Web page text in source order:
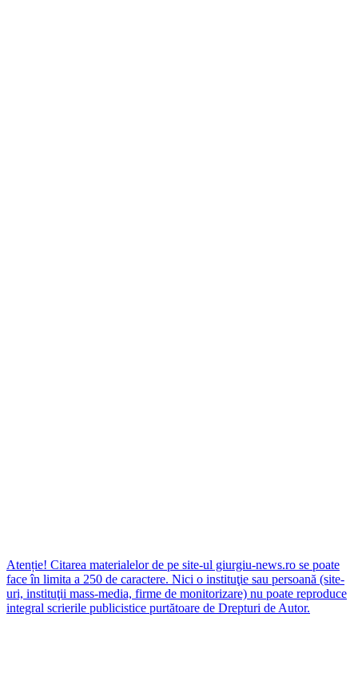
Atenție! Citarea materialelor de pe site-ul giurgiu-news.ro se poate
face în limita a 250 de caractere. Nici o instituţie sau persoană (site-
uri, instituţii mass-media, firme de monitorizare) nu poate reproduce
integral scrierile publicistice purtătoare de Drepturi de Autor.